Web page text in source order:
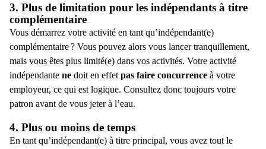
3. Plus de limitation pour les indépendants à titre
complémentaire
Vous démarrez votre activité en tant qu’indépendant(e)
complémentaire? Vous pouvez alors vous lancer tranquillement,
mais vous êtes plus limité(e) dans vos activités. Votre activité
indépendante ne doit en effet pas faire concurrence à votre
employeur, ce qui est logique. Consultez donc toujours votre
patron avant de vous jeter à l’eau.
4. Plus ou moins de temps
En tant qu’indépendant(e) à titre principal, vous avez tout le